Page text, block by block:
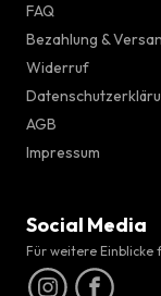
FAQ
Bezahlung &
Widerruf
AGB
Impressum
Social Media
Für weitere Einblicke